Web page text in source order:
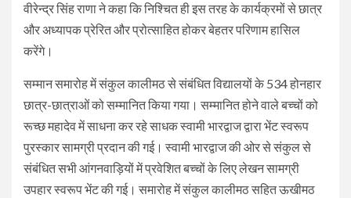
वीरेन्द्र सिंह राणा ने कहा कि निश्चित ही इस तरह के कार्यक्रमों से छात्र
और अध्यापक प्रेरित और प्रोत्साहित होकर बेहतर परिणाम हासिल
करेंगे।
सम्मान समारोह में संकुल कालीमठ से संबंधित विद्यालयों के 534 होनहार
छात्र-छात्राओं को सम्मानित किया गया। सम्मानित होने वाले बच्चों को
रूच्छ महादेव में साधना कर रहे साधक स्वामी भारद्वाज द्वारा भेंट स्वरूप
पुरस्कार सामग्री प्रदान की गई। स्वामी भारद्वाज की ओर से संकुल से
संबंधित सभी आंगनवाड़ियों में प्रवेशित बच्चों के लिए लेखन सामग्री
उपहार स्वरूप भेंट की गई। समारोह में संकुल कालीमठ सहित ऊखीमठ